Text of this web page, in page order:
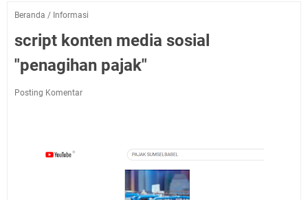
Beranda / Informasi
script konten media sosial
"penagihan pajak"
Posting Komentar